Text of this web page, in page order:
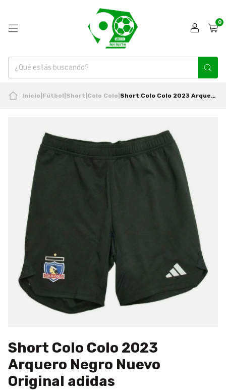
0
Inicio Fútbol Short Colo Colo Short Colo Colo 2023 Arquero Negro Nuevo Original adidas
Short Colo Colo 2023
Arquero Negro Nuevo
Original adidas